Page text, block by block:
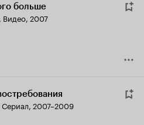
больше
, Видео, 2007
Сериал, 2007–2009